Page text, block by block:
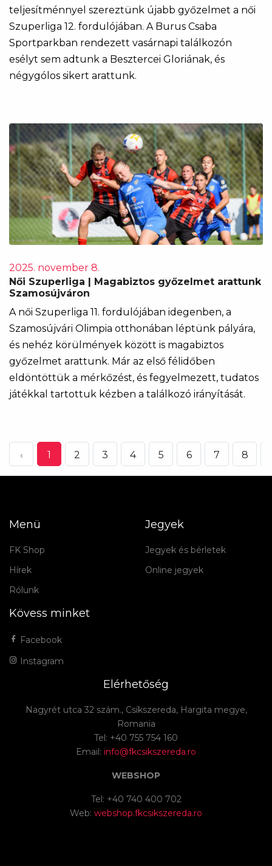
teljesítménnyel szereztünk újabb győzelmet a női
Szuperliga 12. fordulójában. A Burus Csaba
Sportparkban rendezett vasárnapi találkozón
esélyt sem adtunk a Besztercei Gloriának, és
négygólos sikert arattunk.
2025. november 8.
Női Szuperliga | Magabiztos győzelmet arattunk
Szamosújváron
A női Szuperliga 11. fordulójában idegenben, a
Szamosújvári Olimpia otthonában léptünk pályára,
és nehéz körülmények között is magabiztos
győzelmet arattunk. Már az első félidőben
eldöntöttük a mérkőzést, és fegyelmezett, tudatos
játékkal tartottuk kézben a találkozó irányítását.
‹ 1 2 3 4 5 6 7 8
Menü
FK Shop
Hírek
Rólunk
Jegyek
Jegyek és bérletek
Online jegyek
Kövess minket
Facebook
Instagram
Elérhetőség
Nagyrét utca 32 szám., Csíkszereda, Hargita megye,
Romania
Tel: +40 755 754 160
Email: info@fkcsikszereda.ro
WEBSHOP
Tel: +40 740 400 702
Web: webshop.fkcsikszereda.ro